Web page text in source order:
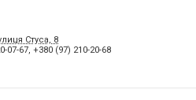
Стуса, 8
07-67, +380 (97) 210-20-68